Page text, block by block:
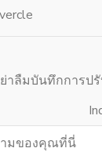
าลืมบันทึกการป